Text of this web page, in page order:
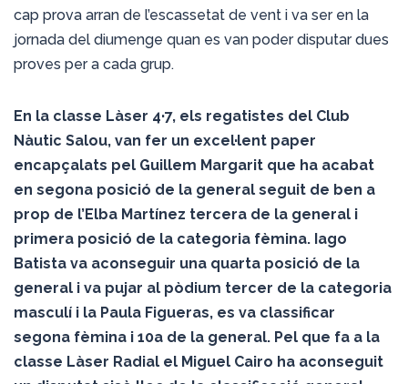
cap prova arran de l’escassetat de vent i va ser en la
jornada del diumenge quan es van poder disputar dues
proves per a cada grup.
En la classe Làser 4·7, els regatistes del Club
Nàutic Salou, van fer un excel·lent paper
encapçalats pel Guillem Margarit que ha acabat
en segona posició de la general seguit de ben a
prop de l’Elba Martínez tercera de la general i
primera posició de la categoria fèmina. Iago
Batista va aconseguir una quarta posició de la
general i va pujar al pòdium tercer de la categoria
masculí i la Paula Figueras, es va classificar
segona fèmina i 10a de la general. Pel que fa a la
classe Làser Radial el Miguel Cairo ha aconseguit